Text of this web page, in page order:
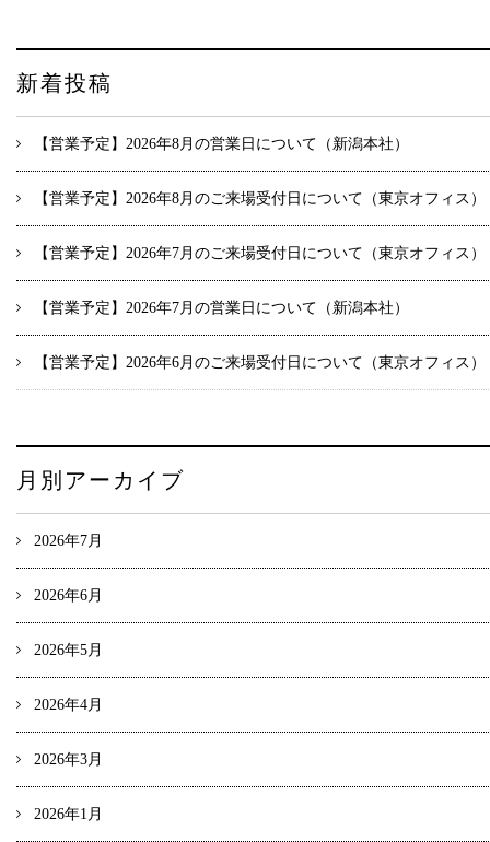
新着投稿
【営業予定】2026年8月の営業日について（新潟本社）
【営業予定】2026年8月のご来場受付日について（東京オフィス）
【営業予定】2026年7月のご来場受付日について（東京オフィス）
【営業予定】2026年7月の営業日について（新潟本社）
【営業予定】2026年6月のご来場受付日について（東京オフィス）
月別アーカイブ
2026年7月
2026年6月
2026年5月
2026年4月
2026年3月
2026年1月